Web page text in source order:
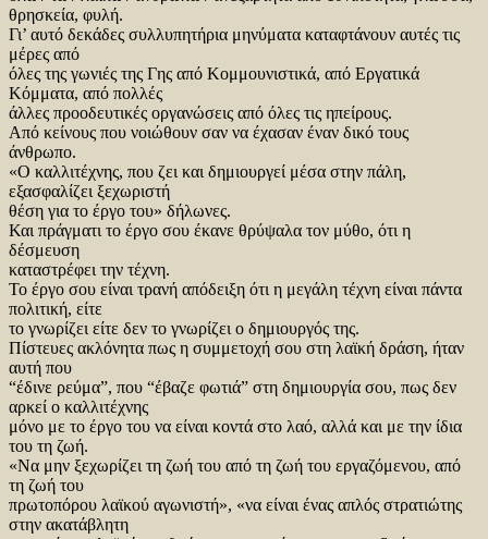
θρησκεία, φυλή.
Γι’ αυτό δεκάδες συλλυπητήρια μηνύματα καταφτάνουν αυτές τις
μέρες από
όλες της γωνιές της Γης από Κομμουνιστικά, από Εργατικά
Κόμματα, από πολλές
άλλες προοδευτικές οργανώσεις από όλες τις ηπείρους.
Από κείνους που νοιώθουν σαν να έχασαν έναν δικό τους
άνθρωπο.
«Ο καλλιτέχνης, που ζει και δημιουργεί μέσα στην πάλη,
εξασφαλίζει ξεχωριστή
θέση για το έργο του» δήλωνες.
Και πράγματι το έργο σου έκανε θρύψαλα τον μύθο, ότι η
δέσμευση
καταστρέφει την τέχνη.
Το έργο σου είναι τρανή απόδειξη ότι η μεγάλη τέχνη είναι πάντα
πολιτική, είτε
το γνωρίζει είτε δεν το γνωρίζει ο δημιουργός της.
Πίστευες ακλόνητα πως η συμμετοχή σου στη λαϊκή δράση, ήταν
αυτή που
“έδινε ρεύμα”, που “έβαζε φωτιά” στη δημιουργία σου, πως δεν
αρκεί ο καλλιτέχνης
μόνο με το έργο του να είναι κοντά στο λαό, αλλά και με την ίδια
του τη ζωή.
«Να μην ξεχωρίζει τη ζωή του από τη ζωή του εργαζόμενου, από
τη ζωή του
πρωτοπόρου λαϊκού αγωνιστή», «να είναι ένας απλός στρατιώτης
στην ακατάβλητη